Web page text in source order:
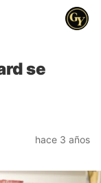
se
hace 3 años